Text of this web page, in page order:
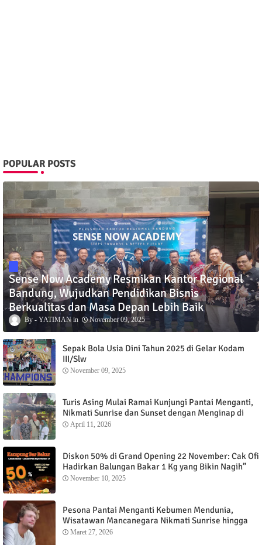
POPULAR POSTS
Sense Now Academy Resmikan Kantor Regional
Bandung, Wujudkan Pendidikan Bisnis
Berkualitas dan Masa Depan Lebih Baik
YATIMAN November 09, 2025
Sepak Bola Usia Dini Tahun 2025 di Gelar Kodam
III/Slw
November 09, 2025
Turis Asing Mulai Ramai Kunjungi Pantai Menganti,
Nikmati Sunrise dan Sunset dengan Menginap di
Menganti Cottage
April 11, 2026
Diskon 50% di Grand Opening 22 November: Cak Ofi
Hadirkan Balungan Bakar 1 Kg yang Bikin Nagih”
November 10, 2025
Pesona Pantai Menganti Kebumen Mendunia,
Wisatawan Mancanegara Nikmati Sunrise hingga
Sunset dari Menganti Cottage
Maret 27, 2026